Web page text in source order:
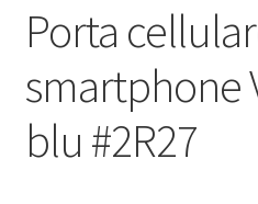
Porta
smartphone
blu #2R27